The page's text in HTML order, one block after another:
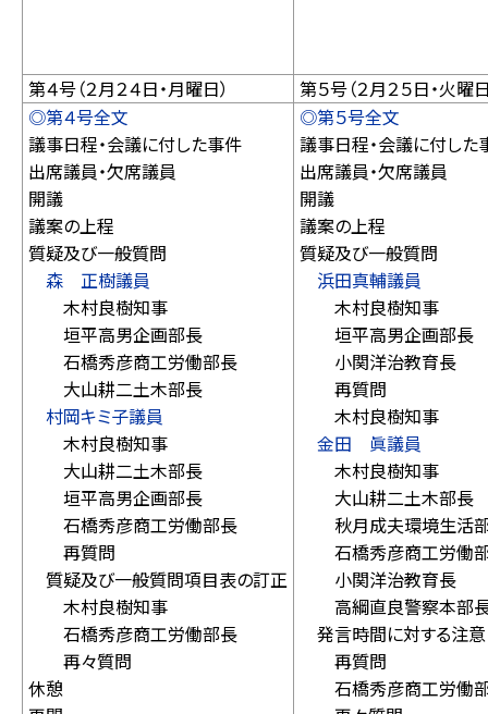
第４号（２月２４日・月曜日）
第５号（２月２５日・火曜
◎第４号全文
議事日程・会議に付した事件
出席議員・欠席議員
開議
議案の上程
質疑及び一般質問
森 正樹議員
木村良樹知事
垣平高男企画部長
石橋秀彦商工労働部長
大山耕二土木部長
村岡キミ子議員
木村良樹知事
大山耕二土木部長
垣平高男企画部長
石橋秀彦商工労働部長
再質問
質疑及び一般質問項目表の訂正
木村良樹知事
石橋秀彦商工労働部長
再々質問
休憩
◎第５号全文
議事日程・会議に付した
出席議員・欠席議員
開議
議案の上程
質疑及び一般質問
浜田真輔議員
木村良樹知事
垣平高男企画部長
小関洋治教育長
再質問
木村良樹知事
金田 眞議員
木村良樹知事
大山耕二土木部長
秋月成夫環境生活
石橋秀彦商工労働
小関洋治教育長
高綱直良警察本部
発言時間に対する注意
再質問
石橋秀彦商工労働